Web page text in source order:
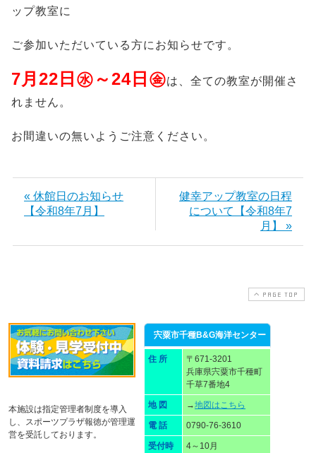
ップ教室に
ご参加いただいている方にお知らせです。
7月22日㊌～24日㊎は、全ての教室が開催さ
れません。
お間違いの無いようご注意ください。
« 休館日のお知らせ
【令和8年7月】
健幸アップ教室の日程
について【令和8年7
月】 »
PAGE TOP
宍粟市千種B&G海洋センター
住 所
〒671-3201
兵庫県宍粟市千種町
千草7番地4
地 図 →地図はこちら
電 話 0790-76-3610
受付時
4～10月
本施設は指定管理者制度を導入
し、スポーツプラザ報徳が管理運
営を受託しております。